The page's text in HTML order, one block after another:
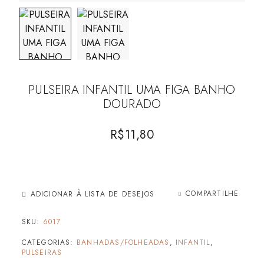
PULSEIRA INFANTIL UMA FIGA BANHO
DOURADO
R$11,80
ADICIONAR À LISTA DE DESEJOS COMPARTILHE
SKU: 6017
CATEGORIAS: BANHADAS/FOLHEADAS , INFANTIL,
PULSEIRAS